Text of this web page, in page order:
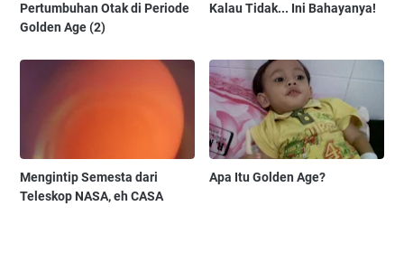
Pertumbuhan Otak di Periode
Golden Age (2)
Kalau Tidak... Ini Bahayanya!
Mengintip Semesta dari
Teleskop NASA, eh CASA
Apa Itu Golden Age?